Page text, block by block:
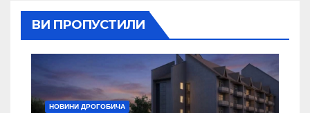
ВИ ПРОПУСТИЛИ
НОВИНИ ДРОГОБИЧА